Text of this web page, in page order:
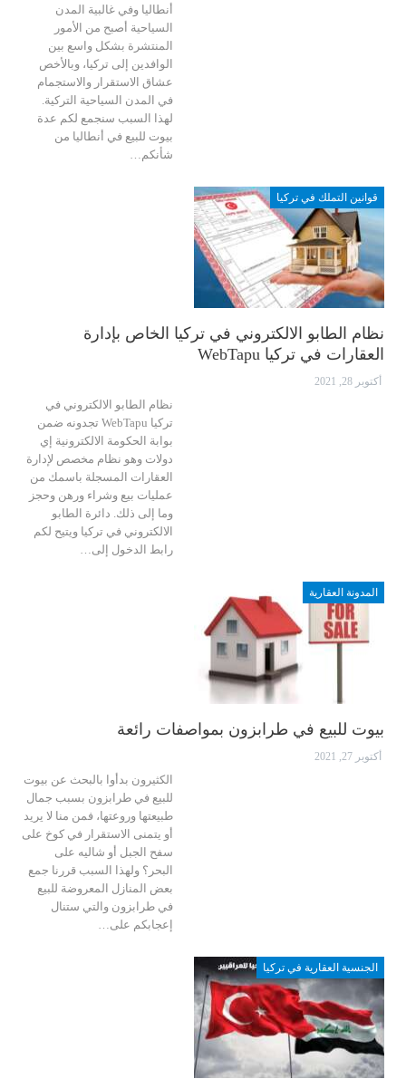
أنطاليا وفي غالبية المدن
السياحية أصبح من الأمور
المنتشرة بشكل واسع بين
الوافدين إلى تركيا، وبالأخص
عشاق الاستقرار والاستجمام
في المدن السياحية التركية.
لهذا السبب سنجمع لكم عدة
بيوت للبيع في أنطاليا من
شأنكم…
قوانين التملك في تركيا
نظام الطابو الالكتروني في تركيا الخاص بإدارة
العقارات في تركيا WebTapu
أكتوبر 28, 2021
نظام الطابو الالكتروني في
تركيا WebTapu تجدونه ضمن
بوابة الحكومة الالكترونية إي
دولات وهو نظام مخصص لإدارة
العقارات المسجلة باسمك من
عمليات بيع وشراء ورهن وحجز
وما إلى ذلك. دائرة الطابو
الالكتروني في تركيا ويتيح لكم
رابط الدخول إلى…
المدونة العقارية
بيوت للبيع في طرابزون بمواصفات رائعة
أكتوبر 27, 2021
الكثيرون بدأوا بالبحث عن بيوت
للبيع في طرابزون بسبب جمال
طبيعتها وروعتها، فمن منا لا يريد
أو يتمنى الاستقرار في كوخ على
سفح الجبل أو شاليه على
البحر؟ ولهذا السبب قررنا جمع
بعض المنازل المعروضة للبيع
في طرابزون والتي ستنال
إعجابكم على
الجنسية العقارية في تركيا